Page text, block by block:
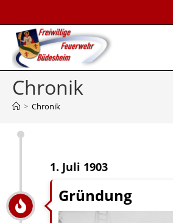
Chronik
> Chronik
1. Juli 1903
Gründung